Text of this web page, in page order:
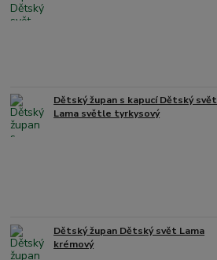
Dětský župan s kapucí Dětský svět
Lama světle tyrkysový
Dětský župan Dětský svět Lama
krémový